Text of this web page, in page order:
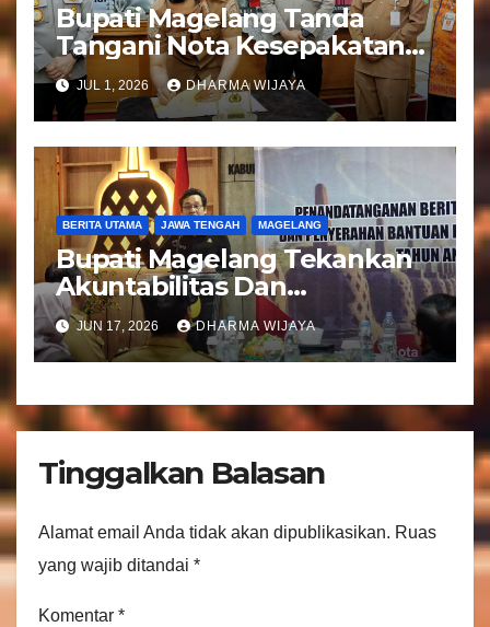
Bupati Magelang Tanda
Tangani Nota Kesepakatan
Pengalihan Pelayanan
Regident Di Kecamatan
Bandongan
JUL 1, 2026 DHARMA WIJAYA
BERITA UTAMA JAWA TENGAH MAGELANG
Bupati Magelang Tekankan
Akuntabilitas Dan
Tranparansi Pengelolaan
Bantuan Keuangan Parpol
JUN 17, 2026 DHARMA WIJAYA
Tinggalkan Balasan
Alamat email Anda tidak akan dipublikasikan. Ruas
yang wajib ditandai *
Komentar *